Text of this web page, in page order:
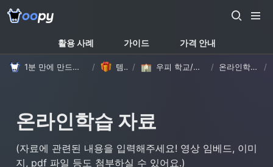
활용 사례 가이드 가격 안내
1분 만에 만드는 노션 웹사이트, 우피! / 템플릿 / 우피 학교/학원 템플릿 / 온라인학습 자료 /
온라인학습 자료
(자료에 관련된 내용을 입력해주세요! 영상 임베드, 이미
지, pdf 파일 등도 첨부하실 수 있어요.)